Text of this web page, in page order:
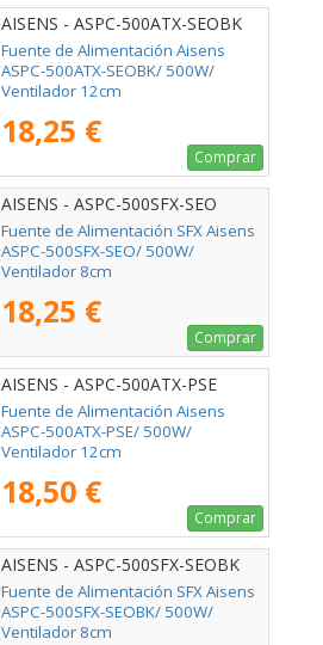
AISENS - ASPC-500ATX-SEOBK
Fuente de Alimentación Aisens
ASPC-500ATX-SEOBK/ 500W/
Ventilador 12cm
18,25 €
Comprar
AISENS - ASPC-500SFX-SEO
Fuente de Alimentación SFX Aisens
ASPC-500SFX-SEO/ 500W/
Ventilador 8cm
18,25 €
Comprar
AISENS - ASPC-500ATX-PSE
Fuente de Alimentación Aisens
ASPC-500ATX-PSE/ 500W/
Ventilador 12cm
18,50 €
Comprar
AISENS - ASPC-500SFX-SEOBK
Fuente de Alimentación SFX Aisens
ASPC-500SFX-SEOBK/ 500W/
Ventilador 8cm